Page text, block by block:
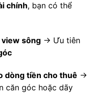
chính, bạn có thể
view sông → Ưu tiên
dòng tiền cho thuê →
căn góc hoặc dãy